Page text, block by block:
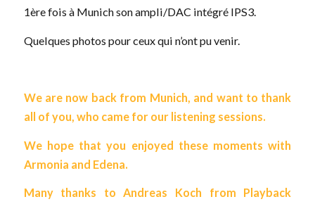
1ère fois à Munich son ampli/DAC intégré IPS3.
Quelques photos pour ceux qui n’ont pu venir.
We are now back from Munich, and want to thank
all of you, who came for our listening sessions.
We hope that you enjoyed these moments with
Armonia and Edena.
Many thanks to Andreas Koch from Playback